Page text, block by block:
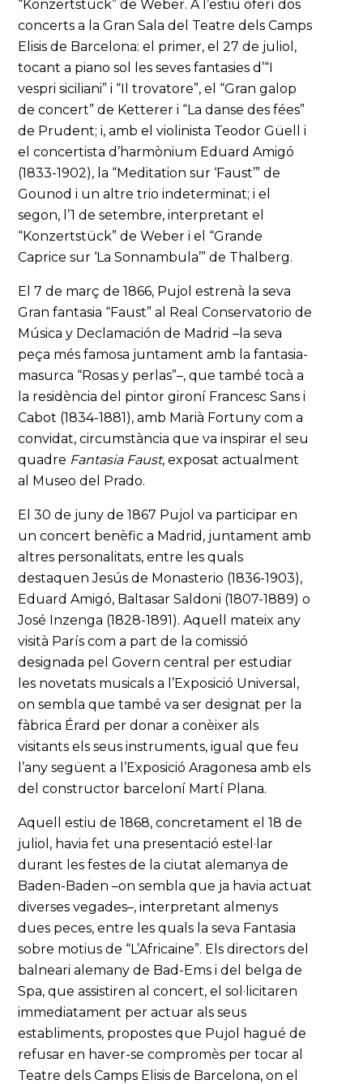
“Konzertstück” de Weber. A l’estiu oferí dos
concerts a la Gran Sala del Teatre dels Camps
Elisis de Barcelona: el primer, el 27 de juliol,
tocant a piano sol les seves fantasies d’“I
vespri siciliani” i “Il trovatore”, el “Gran galop
de concert” de Ketterer i “La danse des fées”
de Prudent; i, amb el violinista Teodor Güell i
el concertista d’harmònium Eduard Amigó
(1833-1902), la “Meditation sur ‘Faust’” de
Gounod i un altre trio indeterminat; i el
segon, l’1 de setembre, interpretant el
“Konzertstück” de Weber i el “Grande
Caprice sur ‘La Sonnambula’” de Thalberg.
El 7 de març de 1866, Pujol estrenà la seva
Gran fantasia “Faust” al Real Conservatorio de
Música y Declamación de Madrid –la seva
peça més famosa juntament amb la fantasia-
masurca “Rosas y perlas”–, que també tocà a
la residència del pintor gironí Francesc Sans i
Cabot (1834-1881), amb Marià Fortuny com a
convidat, circumstància que va inspirar el seu
quadre Fantasia Faust, exposat actualment
al Museo del Prado.
El 30 de juny de 1867 Pujol va participar en
un concert benèfic a Madrid, juntament amb
altres personalitats, entre les quals
destaquen Jesús de Monasterio (1836-1903),
Eduard Amigó, Baltasar Saldoni (1807-1889) o
José Inzenga (1828-1891). Aquell mateix any
visità París com a part de la comissió
designada pel Govern central per estudiar
les novetats musicals a l’Exposició Universal,
on sembla que també va ser designat per la
fàbrica Érard per donar a conèixer als
visitants els seus instruments, igual que feu
l’any següent a l’Exposició Aragonesa amb els
del constructor barceloní Martí Plana.
Aquell estiu de 1868, concretament el 18 de
juliol, havia fet una presentació estel·lar
durant les festes de la ciutat alemanya de
Baden-Baden –on sembla que ja havia actuat
diverses vegades–, interpretant almenys
dues peces, entre les quals la seva Fantasia
sobre motius de “L’Africaine”. Els directors del
balneari alemany de Bad-Ems i del belga de
Spa, que assistiren al concert, el sol·licitaren
immediatament per actuar als seus
establiments, propostes que Pujol hagué de
refusar en haver-se compromès per tocar al
Teatre dels Camps Elisis de Barcelona, on el